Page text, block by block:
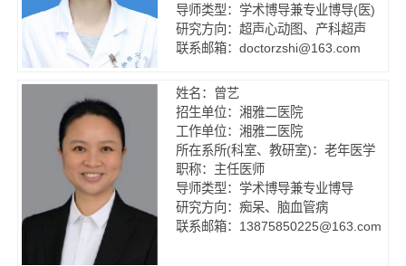
导师类型：学术博导兼专业博导(医)
研究方向：超声心动图、产科超声
联系邮箱：doctorzshi@163.com
姓名：曾艺
招生单位：湘雅二医院
工作单位：湘雅二医院
所在系所(科室、教研室)：老年医学
职称：主任医师
导师类型：学术博导兼专业博导
研究方向：痴呆、脑血管病
联系邮箱：13875850225@163.com